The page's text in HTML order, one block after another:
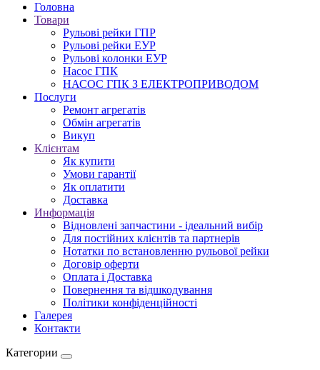
Головна
Товари
Рульові рейки ГПР
Рульові рейки ЕУР
Рульові колонки ЕУР
Насос ГПК
НАСОС ГПК З ЕЛЕКТРОПРИВОДОМ
Послуги
Ремонт агрегатів
Обмін агрегатів
Викуп
Клієнтам
Як купити
Умови гарантії
Як оплатити
Доставка
Информація
Відновлені запчастини - ідеальний вибір
Для постійних клієнтів та партнерів
Нотатки по встановленню рульової рейки
Договір оферти
Оплата і Доставка
Повернення та відшкодування
Політики конфіденційності
Галерея
Контакти
Категории